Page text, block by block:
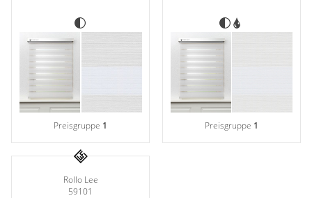
Preisgruppe 1 Preisgruppe 1
Rollo Lee
59101